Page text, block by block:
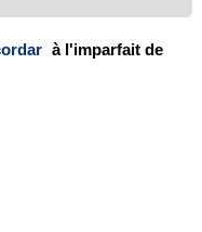
à l'imparfait de